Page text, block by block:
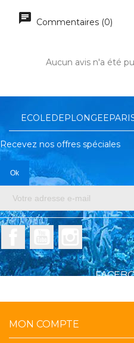
Commentaires (0)
Aucun avis n'a été
Recevez nos offres spéciales
FacebookYouTubeInstagram
MON COMPTE